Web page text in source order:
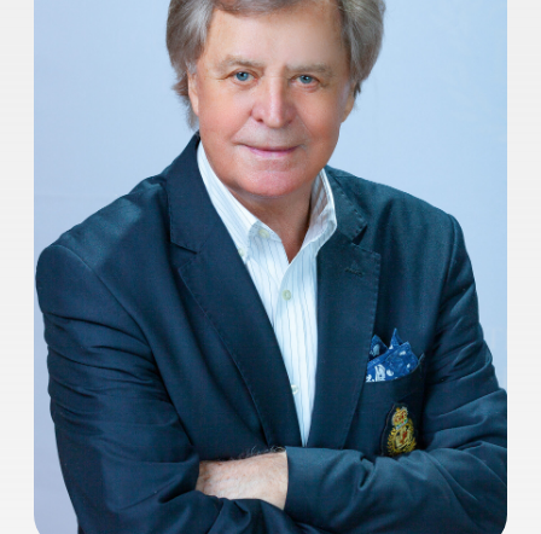
Александр
Голобородько
Александр Александрович
Голобородько — советский и
российский актёр театра и кино,
народный артист РСФСР (1988).
Образование: Киевский театральный
институт имени Карпенко-Карого (курс
М. Крушельницкого и А. Фомина).
Мастер курса.
Народный артист РСФСР